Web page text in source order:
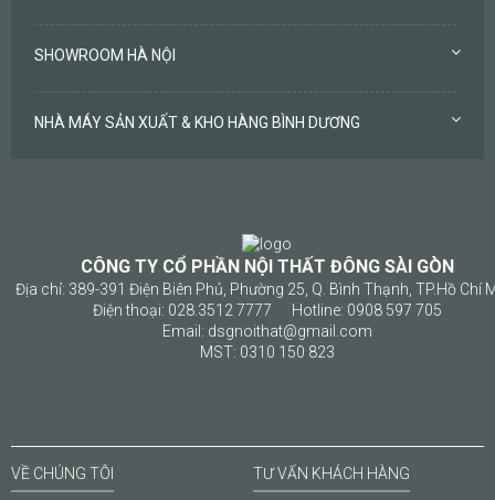
SHOWROOM HÀ NỘI
NHÀ MÁY SẢN XUẤT & KHO HÀNG BÌNH DƯƠNG
CÔNG TY CỔ PHẦN NỘI THẤT ĐÔNG SÀI GÒN
Địa chỉ: 389-391 Điện Biên Phủ, Phường 25, Q. Bình Thạnh, TP.Hồ Chí
Điện thoại: 028.3512 7777 Hotline: 0908 597 705
Email: dsgnoithat@gmail.com
MST: 0310 150 823
VỀ CHÚNG TÔI TƯ VẤN KHÁCH HÀNG